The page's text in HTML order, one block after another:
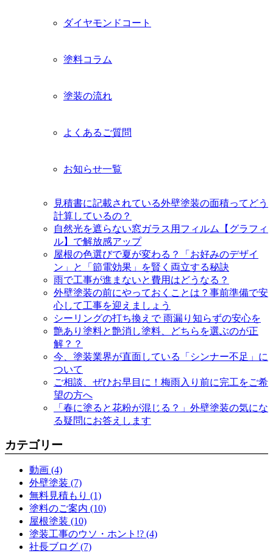
ダイヤモンドコート
塗料コラム
塗装の流れ
よくあるご質問
お知らせ一覧
見積書に記載されている外壁塗装の面積ってどう
計算しているの？
自然光を遮らない窓ガラス用フィルム【グラフィ
ル】で解放感アップ
屋根の色選びで夏が変わる？「お好みのデザイ
ン」と「節電効果」を賢く両立する秘訣
雨で工事が進まないと費用はどうなる？
外壁塗装の前にやっておくことは？事前準備で安
心して工事を迎えましょう
シーリングの打ち換えで 雨漏り知らずの安心を
艶あり塗料と艶消し塗料、どちらを選ぶのが正
解？？
今、塗装業界が直面している「シンナー不足」に
ついて
ご相談、ぜひお早目に！梅雨入り前に完工をご希
望の方へ
「春に塗ると花粉が混じる？」外壁塗装の気にな
る疑問にお答えします
カテゴリー
動画 (4)
外壁塗装 (7)
無料見積もり (1)
塗料のご案内 (10)
屋根塗装 (10)
塗装工事のウソ・ホント!? (4)
社長ブログ (7)